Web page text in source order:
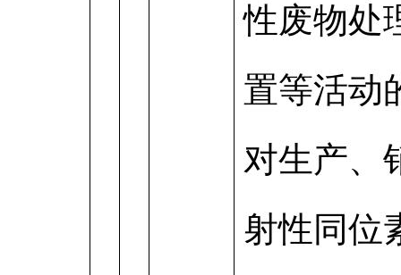
性废物处
置等活动
对生产、
射性同位